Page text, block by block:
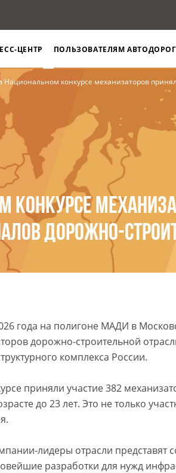
ЦЕНТР ПОЛЬЗОВАТЕЛЯМ АВТОДОРОГ
конкурсе механизаторов приняли участие порядка 400 профессионалов дорожно-строительной отрасли
КОНКУРСЕ
ДОРОЖНО-
года на полигоне МАДИ в
дорожно-строительной
комплекса России.
приняли участие 382
до 23 лет. Это не только
лидеры отрасли
разработки для нужд